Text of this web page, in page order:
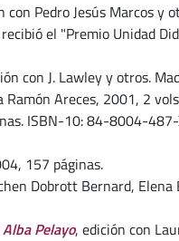
con Pedro Jesús Marcos y
el "Premio Unidad
con J. Lawley y otros.
Areces, 2001, 2
ISBN-10: 84-8004-
157 páginas.
Dobrott Bernard,
Pelayo, edición con